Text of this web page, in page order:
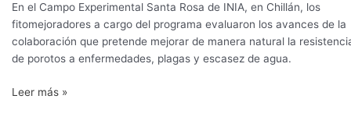
En el Campo Experimental Santa Rosa de INIA, en Chillán, los
fitomejoradores a cargo del programa evaluaron los avances de la
colaboración que pretende mejorar de manera natural la
de porotos a enfermedades, plagas y escasez de agua.
Leer más »